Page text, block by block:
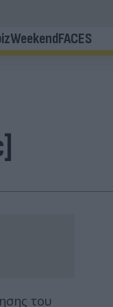
WeekendFACES
του